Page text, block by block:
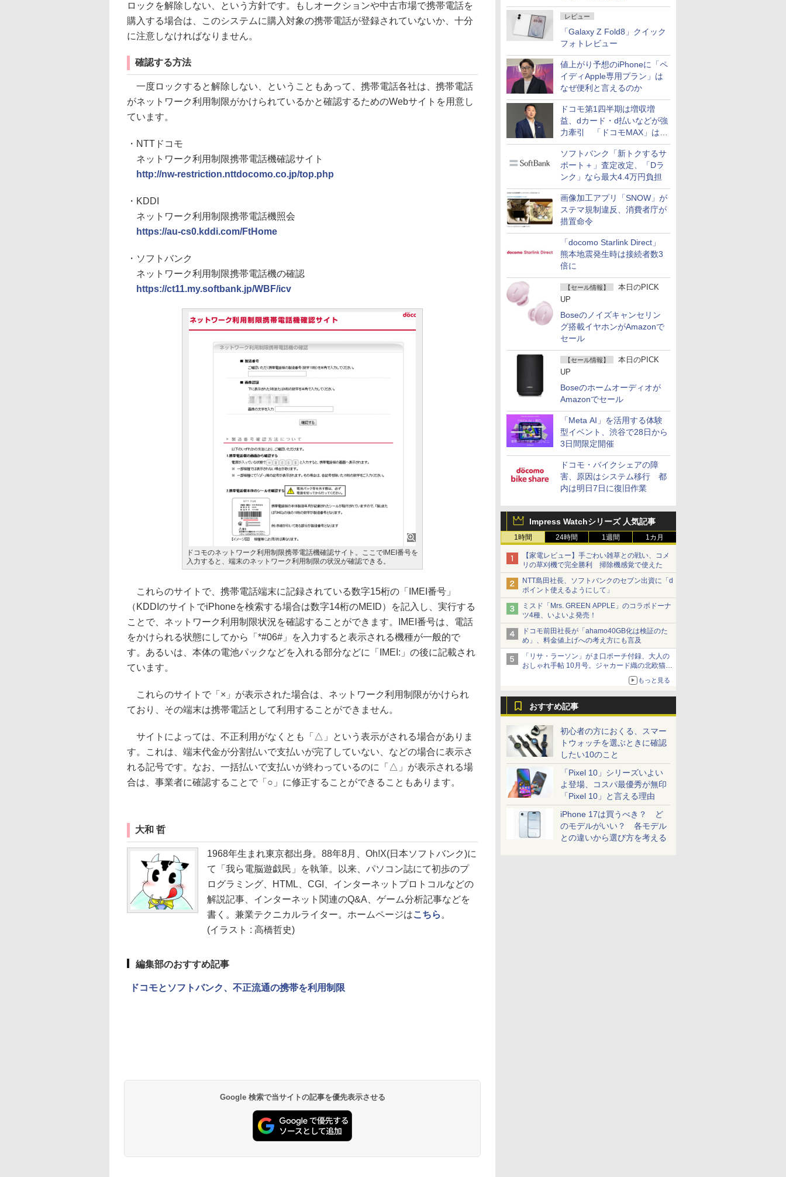
レビュー
「Galaxy Z Fold8」クイック
フォトレビュー
値上がり予想のiPhoneに「ペ
イディApple専用プラン」は
なぜ便利と言えるのか
ドコモ第1四半期は増収増
益、dカード・d払いなどが強
力牽引 「ドコモMAX」は
400万契約突破
ソフトバンク「新トクするサ
ポート＋」査定改定、「Dラ
ンク」なら最大4.4万円負担
画像加工アプリ「SNOW」が
ステマ規制違反、消費者庁が
措置命令
「docomo Starlink Direct」
熊本地震発生時は接続者数3
倍に
【セール情報】
本日のPICK
UP
Boseのノイズキャンセリン
グ搭載イヤホンがAmazonで
セール
【セール情報】
本日のPICK
UP
Boseのホームオーディオが
Amazonでセール
「Meta AI」を活用する体験
型イベント、渋谷で28日から
3日間限定開催
ドコモ・バイクシェアの障
害、原因はシステム移行 都
内は明日7日に復旧作業
Impress Watchシリーズ 人気記事
1時間 24時間 1週間 1カ月
【家電レビュー】手ごわい雑草との戦い、コメ
リの草刈機で完全勝利 掃除機感覚で使えた
NTT島田社長、ソフトバンクのセブン出資に「d
ポイント使えるようにして」
ミスド「Mrs. GREEN APPLE」のコラボドーナ
ツ4種、いよいよ発売！
ドコモ前田社長が「ahamo40GB化は検証のた
め」、料金値上げへの考え方にも言及
「リサ・ラーソン」がま口ポーチ付録、大人の
おしゃれ手帖 10月号。ジャカード織の北欧猫デ
もっと見る
おすすめ記事
初心者の方におくる、スマー
トウォッチを選ぶときに確認
したい10のこと
「Pixel 10」シリーズいよい
よ登場、コスパ最優秀が無印
「Pixel 10」と言える理由
iPhone 17は買うべき？ ど
のモデルがいい？ 各モデル
との違いから選び方を考える
ロックを解除しない、という方針です。もしオークションや中古市場で携帯電話を
購入する場合は、このシステムに購入対象の携帯電話が登録されていないか、十分
に注意しなければなりません。
確認する方法
一度ロックすると解除しない、ということもあって、携帯電話各社は、携帯電話
がネットワーク利用制限がかけられているかと確認するためのWebサイトを用意し
ています。
・NTTドコモ
ネットワーク利用制限携帯電話機確認サイト
http://nw-restriction.nttdocomo.co.jp/top.php
・KDDI
ネットワーク利用制限携帯電話機照会
https://au-cs0.kddi.com/FtHome
・ソフトバンク
ネットワーク利用制限携帯電話機の確認
https://ct11.my.softbank.jp/WBF/icv
ドコモのネットワーク利用制限携帯電話機確認サイト。ここでIMEI番号を
入力すると、端末のネットワーク利用制限の状況が確認できる。
これらのサイトで、携帯電話端末に記録されている数字15桁の「IMEI番号」
（KDDIのサイトでiPhoneを検索する場合は数字14桁のMEID）を記入し、実行する
ことで、ネットワーク利用制限状況を確認することができます。IMEI番号は、電話
をかけられる状態にしてから「*#06#」を入力すると表示される機種が一般的で
す。あるいは、本体の電池パックなどを入れる部分などに「IMEI:」の後に記載され
ています。
これらのサイトで「×」が表示された場合は、ネットワーク利用制限がかけられ
ており、その端末は携帯電話として利用することができません。
サイトによっては、不正利用がなくとも「△」という表示がされる場合がありま
す。これは、端末代金が分割払いで支払いが完了していない、などの場合に表示さ
れる記号です。なお、一括払いで支払いが終わっているのに「△」が表示される場
合は、事業者に確認することで「○」に修正することができることもあります。
大和 哲
1968年生まれ東京都出身。88年8月、Oh!X(日本ソフトバンク)に
て「我ら電脳遊戯民」を執筆。以来、パソコン誌にて初歩のプ
ログラミング、HTML、CGI、インターネットプロトコルなどの
解説記事、インターネット関連のQ&A、ゲーム分析記事などを
書く。兼業テクニカルライター。ホームページはこちら 。
(イラスト : 高橋哲史)
編集部のおすすめ記事
ドコモとソフトバンク、不正流通の携帯を利用制限
Google 検索で当サイトの記事を優先表示させる